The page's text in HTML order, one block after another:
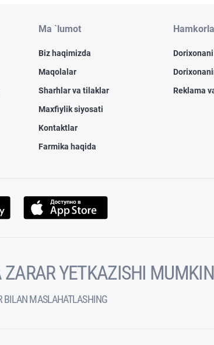
Ma `lumot
Biz haqimizda
Maqolalar
Sharhlar va tilaklar
Maxfiylik siyosati
Kontaktlar
Farmika haqida
Reklama
ZARAR YETKAZISHI MUMKIN
BILAN MASLAHATLASHING